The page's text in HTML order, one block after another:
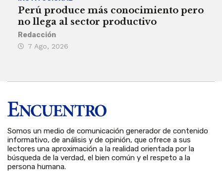
Perú produce más conocimiento pero
no llega al sector productivo
Redacción
7 Ago, 2026
Somos un medio de comunicación generador de contenido
informativo, de análisis y de opinión, que ofrece a sus
lectores una aproximación a la realidad orientada por la
búsqueda de la verdad, el bien común y el respeto a la
persona humana.